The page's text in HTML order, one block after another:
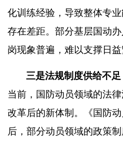
化训练经验，导致整体专
存在差距。部分基层国动
岗现象普遍，难以支撑日益
三是法规制度供给不足
当前，国防动员领域的法
改革后的新体制。《国防
后，部分动员领域的政策